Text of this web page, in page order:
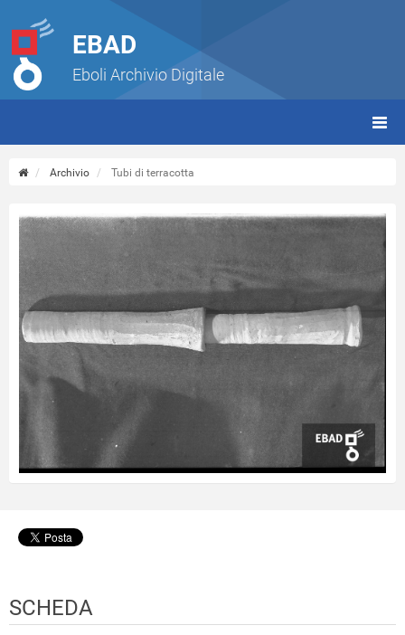
EBAD
Eboli Archivio Digitale
Archivio Tubi di terracotta
SCHEDA